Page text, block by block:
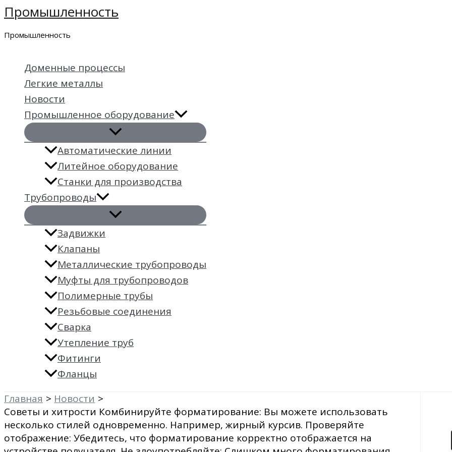
Перейти
содержимому
Промышленность
Промышленность
Доменные процессы
Легкие металлы
Новости
Промышленное оборудование
Автоматические линии
Литейное оборудование
Станки для производства
Трубопроводы
Задвижки
Клапаны
Металлические трубопроводы
Муфты для трубопроводов
Полимерные трубы
Резьбовые соединения
Сварка
Утепление труб
Фитинги
Фланцы
Главная
Новости
Советы и хитрости Комбинируйте форматирование: Вы можете использовать
несколько стилей одновременно. Например, жирный курсив. Проверяйте
отображение: Убедитесь, что форматирование корректно отображается на